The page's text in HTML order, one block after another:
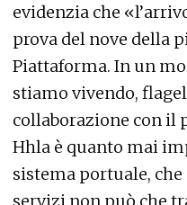
evidenzia che
prova del nove della
Piattaforma. In un
stiamo vivendo,
collaborazione con il
Hhla è quanto mai
sistema portuale,
servizi non può che